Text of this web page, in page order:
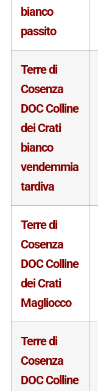
bianco
passito
Terre di
Cosenza
DOC Colline
dei Crati
bianco
vendemmia
tardiva
Terre di
Cosenza
DOC Colline
dei Crati
Magliocco
Terre di
Cosenza
DOC Colline